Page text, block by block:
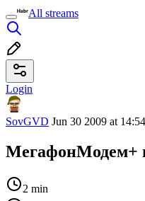
All streams
Login
SovGVD Jun 30 2009 at 14:54
МегафонМодем+
2 min